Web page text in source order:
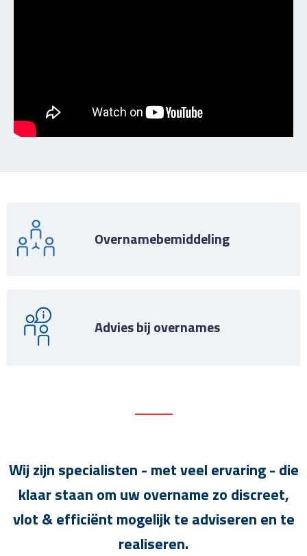
Overnamebemiddeling
Advies bij overnames
Wij zijn specialisten - met veel ervaring - die
klaar staan om uw overname zo discreet,
vlot & efficiënt mogelijk te adviseren en te
realiseren.